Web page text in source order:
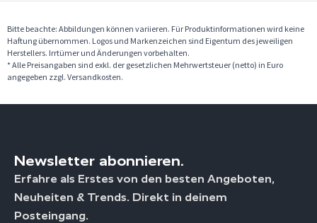
Bitte beachte: Abbildungen können variieren. Für Produktinformationen wird keine
Haftung übernommen. Logos und Markenzeichen sind Eigentum des jeweiligen
Herstellers. Irrtümer und Änderungen vorbehalten.
* Alle Preisangaben sind exkl. der gesetzlichen Mehrwertsteuer (netto) in Euro
angegeben zzgl. Versandkosten.
Newsletter abonnieren.
Erfahre als Erstes von den besten Angeboten,
Neuheiten & Trends. Direkt in deinem
Posteingang.